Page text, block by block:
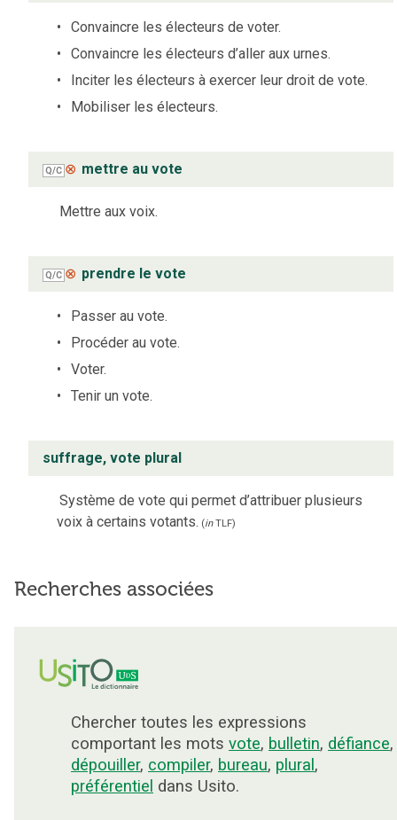
Convaincre les électeurs de voter.
Convaincre les électeurs d’aller aux urnes.
Inciter les électeurs à exercer leur droit de vote.
Mobiliser les électeurs.
Q/C ⊗ mettre au vote
Mettre aux voix.
Q/C ⊗ prendre le vote
Passer au vote.
Procéder au vote.
Voter.
Tenir un vote.
suffrage, vote plural
Système de vote qui permet d’attribuer plusieurs
voix à certains votants. (inTLF)
Recherches associées
Chercher toutes les expressions
comportant les mots vote, bulletin, défiance,
dépouiller, compiler, bureau, plural ,
préférentiel dans Usito.